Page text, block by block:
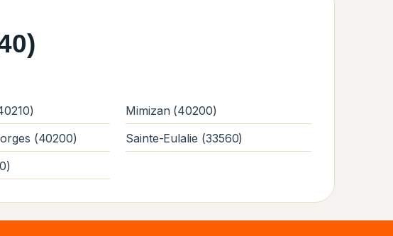
Mimizan (40200)
(40200)
Sainte-Eulalie (33560)